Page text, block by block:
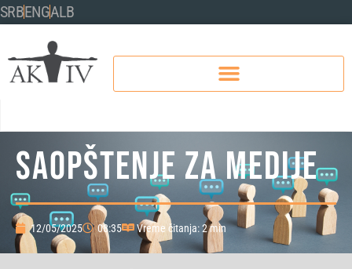
SRBENGALB
SAOPŠTENJE ZA MEDIJE
12/05/2025 08:35 Vreme čitanja: 2 min